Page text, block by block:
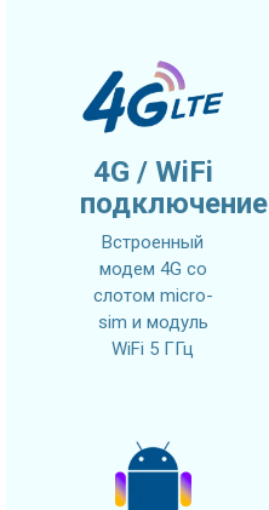
4G / WiFi
подключение
Встроенный
модем 4G со
слотом micro-
sim и модуль
WiFi 5 ГГц